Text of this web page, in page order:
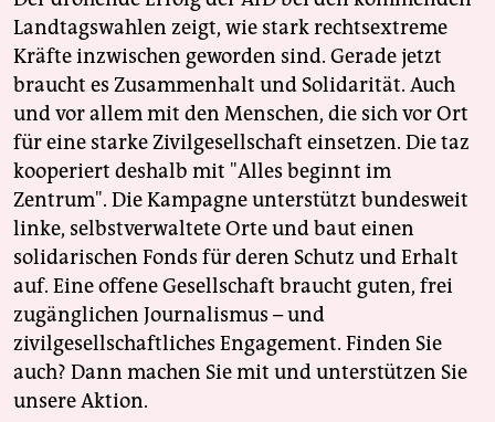
Landtagswahlen zeigt, wie stark rechtsextreme
Kräfte inzwischen geworden sind. Gerade jetzt
braucht es Zusammenhalt und Solidarität. Auch
und vor allem mit den Menschen, die sich vor Ort
für eine starke Zivilgesellschaft einsetzen. Die taz
kooperiert deshalb mit "Alles beginnt im
Zentrum". Die Kampagne unterstützt bundesweit
linke, selbstverwaltete Orte und baut einen
solidarischen Fonds für deren Schutz und Erhalt
auf. Eine offene Gesellschaft braucht guten, frei
zugänglichen Journalismus – und
zivilgesellschaftliches Engagement. Finden Sie
auch? Dann machen Sie mit und unterstützen Sie
unsere Aktion.